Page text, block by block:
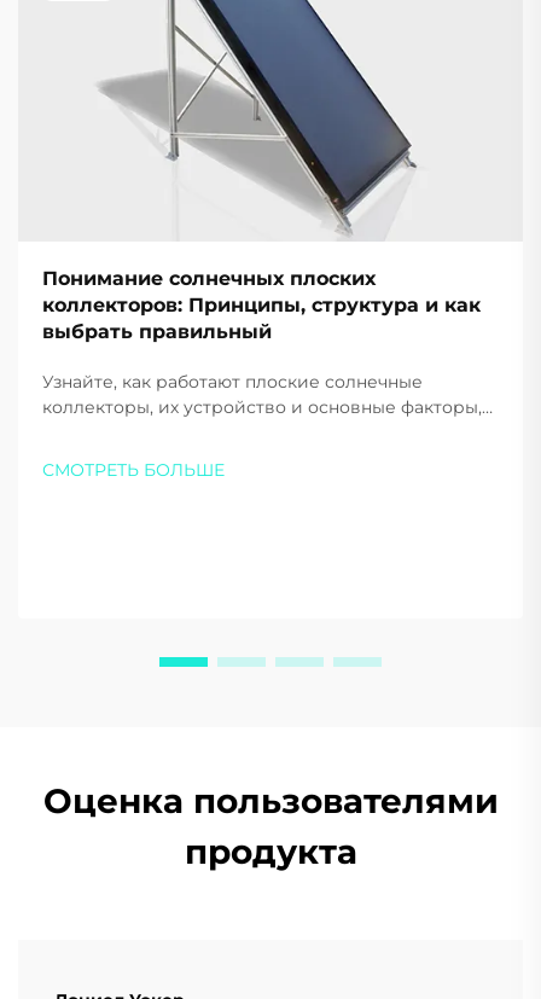
Понимание солнечных плоских
коллекторов: Принципы, структура и как
выбрать правильный
Узнайте, как работают плоские солнечные
коллекторы, их устройство и основные факторы,
экономию — загрузите наш бесплатный
СМОТРЕТЬ БОЛЬШЕ
Оценка пользователями
продукта